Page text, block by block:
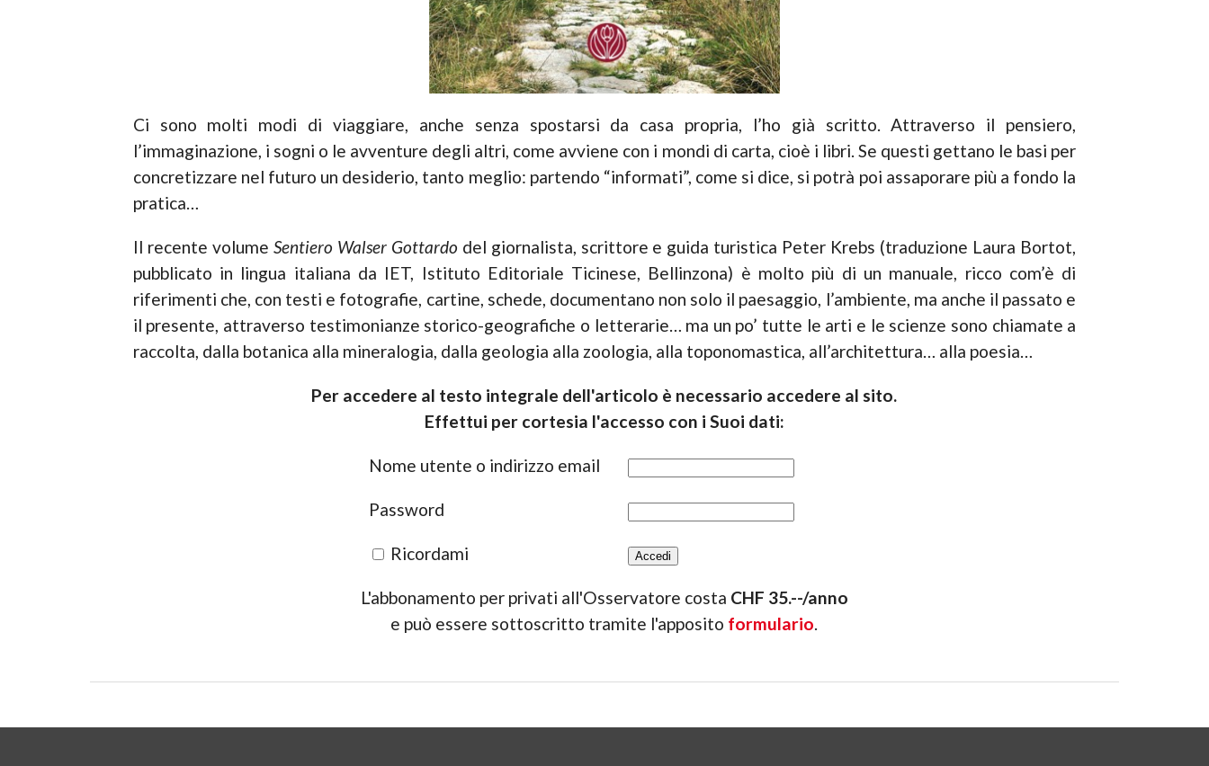
Ci sono molti modi di viaggiare, anche senza spostarsi da casa propria, l’ho già scritto. Attraverso il pensiero,
l’immaginazione, i sogni o le avventure degli altri, come avviene con i mondi di carta, cioè i libri. Se questi gettano le basi per
concretizzare nel futuro un desiderio, tanto meglio: partendo “informati”, come si dice, si potrà poi assaporare più a fondo la
pratica…
Il recente volume Sentiero Walser Gottardo del giornalista, scrittore e guida turistica Peter Krebs (traduzione Laura Bortot,
pubblicato in lingua italiana da IET, Istituto Editoriale Ticinese, Bellinzona) è molto più di un manuale, ricco com’è di
riferimenti che, con testi e fotografie, cartine, schede, documentano non solo il paesaggio, l’ambiente, ma anche il passato e
il presente, attraverso testimonianze storico-geografiche o letterarie… ma un po’ tutte le arti e le scienze sono chiamate a
raccolta, dalla botanica alla mineralogia, dalla geologia alla zoologia, alla toponomastica, all’architettura… alla poesia…
Per accedere al testo integrale dell'articolo è necessario accedere al sito.
Effettui per cortesia l'accesso con i Suoi dati:
Nome utente o indirizzo email
Password
Ricordami
L'abbonamento per privati all'Osservatore costa CHF 35.--/anno
e può essere sottoscritto tramite l'apposito formulario.